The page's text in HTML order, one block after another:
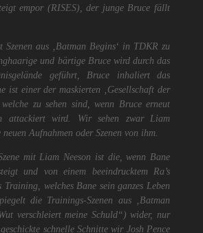
empor (RISES), der junge Bruce fällt
Szenen aus ‚Batman Begins‘ in TDKR zu
und bärtige Bruce wird durch das
geführt, Bruce inhaliert das
ist einer der maskierten ‚Gesellschaft der
welche zu sehen sind, wenn Bruce erneut
attackiert wird. Wir sehen zwar Liam
neuen Aufnahmen oder Szenen von ihm.
mit Liam Neeson ist die, wenn Bane
und von einem beeindrucktem Ra’s
Training, welches Bane sein ganzes Leben
die Trainings-Szenen aus ‚Batman
verschleiert meine Schuld“) wider, nur
schnelle Schnitte wir Josh Pence